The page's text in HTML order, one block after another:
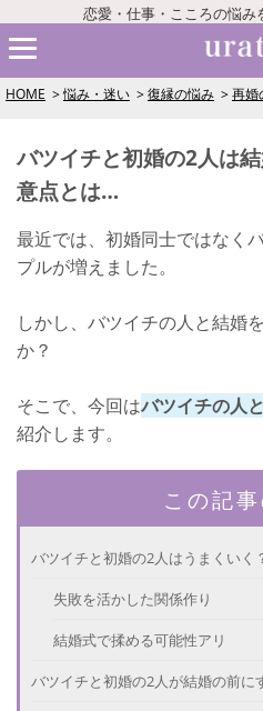
恋愛・仕事・こころの悩み
HOME 悩み・迷い 復縁の悩み 再婚
バツイチと初婚の2人は
意点とは…
最近では、初婚同士ではなく
プルが増えました。
しかし、バツイチの人と結婚
か？
そこで、今回はバツイチの人
紹介します。
この記
バツイチと初婚の2人はうまくいく
失敗を活かした関係作り
結婚式で揉める可能性アリ
バツイチと初婚の2人が結婚の前に